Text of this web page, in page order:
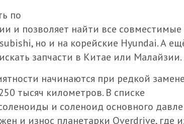
по
и позволяет найти все совместимые
, но и на корейские Hyundai. А
запчасти в Китае или Малайзии.
начинаются при редкой
тысяч километров. В списке
и соленоид основного
и износ планетарки Overdrive, где